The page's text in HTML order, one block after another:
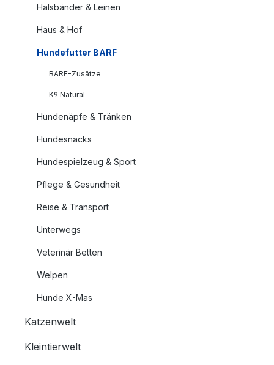
Halsbänder & Leinen
Haus & Hof
Hundefutter BARF
BARF-Zusätze
K9 Natural
Hundenäpfe & Tränken
Hundesnacks
Hundespielzeug & Sport
Pflege & Gesundheit
Reise & Transport
Unterwegs
Veterinär Betten
Welpen
Hunde X-Mas
Katzenwelt
Kleintierwelt